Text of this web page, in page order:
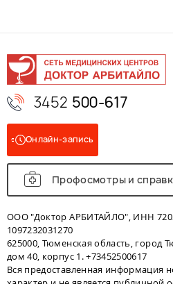
3452 500-617
Онлайн-запись
Профосмотры и
ООО "Доктор АРБИТАЙЛО", ИНН
1097232031270
625000, Тюменская область, город
дом 40, корпус 1. +73452500617
Вся предоставленная информация